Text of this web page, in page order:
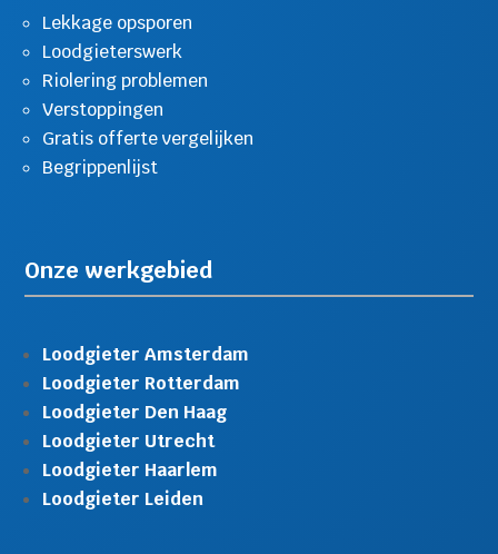
Lekkage opsporen
Loodgieterswerk
Riolering problemen
Verstoppingen
Gratis offerte vergelijken
Begrippenlijst
Onze werkgebied
Loodgieter Amsterdam
Loodgieter Rotterdam
Loodgieter Den Haag
Loodgieter Utrecht
Loodgieter Haarlem
Loodgieter Leiden